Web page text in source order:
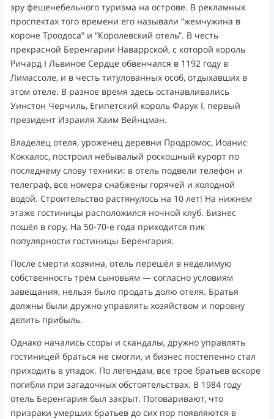
эру фешенебельного туризма на острове. В рекламных
проспектах того времени его называли “жемчужина в
короне Троодоса” и “Королевский отель”. В честь
прекрасной Беренгарии Наваррской, с которой король
Ричард I Львиное Сердце обвенчался в 1192 году в
Лимассоле, и в честь титулованных особ, отдыхавших в
этом отеле. В разное время здесь останавливались
Уинстон Черчиль, Египетский король Фарук I, первый
президент Израиля Хаим Вейнцман.
Владелец отеля, уроженец деревни Продромос, Иоанис
Коккалос, построил небывалый роскошный курорт по
последнему слову техники: в отель подвели телефон и
телеграф, все номера снабжены горячей и холодной
водой. Строительство растянулось на 10 лет! На нижнем
этаже гостиницы расположился ночной клуб. Бизнес
пошёл в гору. На 50-70-е года приходится пик
популярности гостиницы Беренгария.
После смерти хозяина, отель перешёл в неделимую
собственность трём сыновьям — согласно условиям
завещания, нельзя было продать долю отеля. Братья
должны были дружно управлять хозяйством и поровну
делить прибыль.
Однако начались ссоры и скандалы, дружно управлять
гостиницей браться не смогли, и бизнес постепенно стал
приходить в упадок. По легендам, все трое братьев вскоре
погибли при загадочных обстоятельствах. В 1984 году
отель Беренгария был закрыт. Поговаривают, что
призраки умерших братьев до сих пор появляются в